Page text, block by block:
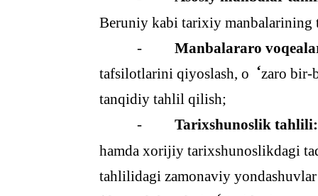
Beruniy kabi tarixiy manbalarining
-
Manbalararo
tafsilotlarini qiyoslash, o ‘zaro bir-
tanqidiy tahlil qilish;
-
Tarixshunoslik tahlili:
hamda xorijiy tarixshunoslikdagi
tahlilidagi zamonaviy